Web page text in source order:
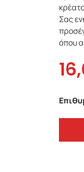
Σας
όπου